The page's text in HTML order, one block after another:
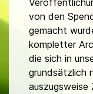
von den
gemacht
kompletter
die sich in
grundsätzlich